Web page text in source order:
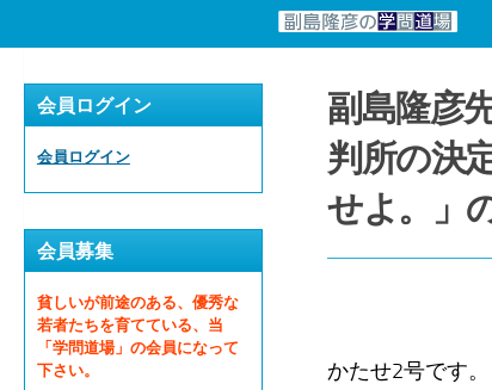
副島隆彦
判所の決
せよ。」
かたせ2号です。
会員ログイン
会員ログイン
会員募集
貧しいが前途のある、優秀な
若者たちを育てている、当
「学問道場」の会員になって
下さい。